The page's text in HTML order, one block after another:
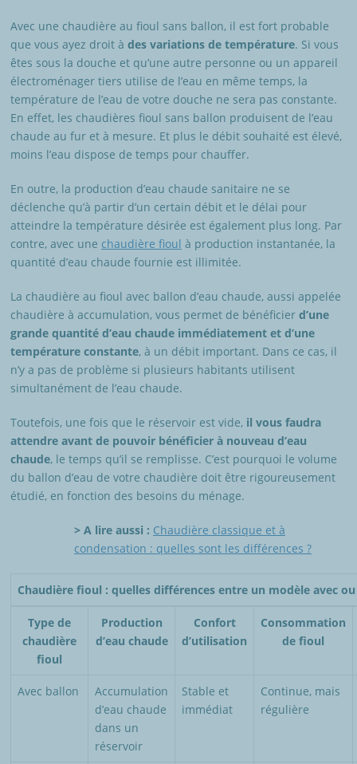
Avec une chaudière au fioul sans ballon, il est fort probable
que vous ayez droit à des variations de température. Si vous
êtes sous la douche et qu’une autre personne ou un appareil
électroménager tiers utilise de l’eau en même temps, la
température de l’eau de votre douche ne sera pas constante.
En effet, les chaudières fioul sans ballon produisent de l’eau
chaude au fur et à mesure. Et plus le débit souhaité est élevé,
moins l’eau dispose de temps pour chauffer.
En outre, la production d’eau chaude sanitaire ne se
déclenche qu’à partir d’un certain débit et le délai pour
atteindre la température désirée est également plus long. Par
contre, avec une chaudière fioul à production instantanée, la
quantité d’eau chaude fournie est illimitée.
La chaudière au fioul avec ballon d’eau chaude, aussi appelée
chaudière à accumulation, vous permet de bénéficier d’une
grande quantité d’eau chaude immédiatement et d’une
température constante, à un débit important. Dans ce cas, il
n’y a pas de problème si plusieurs habitants utilisent
simultanément de l’eau chaude.
Toutefois, une fois que le réservoir est vide, il vous faudra
attendre avant de pouvoir bénéficier à nouveau d’eau
chaude, le temps qu’il se remplisse. C’est pourquoi le volume
du ballon d’eau de votre chaudière doit être rigoureusement
étudié, en fonction des besoins du ménage.
> A lire aussi : Chaudière classique et à
condensation : quelles sont les différences ?
Chaudière fioul : quelles différences entre un modèle avec
Type de
chaudière
fioul
Production
d’eau chaude
Confort
d’utilisation
Consommation
de fioul
Avec ballon
Accumulation
d’eau chaude
dans un
réservoir
Stable et
immédiat
Continue, mais
régulière